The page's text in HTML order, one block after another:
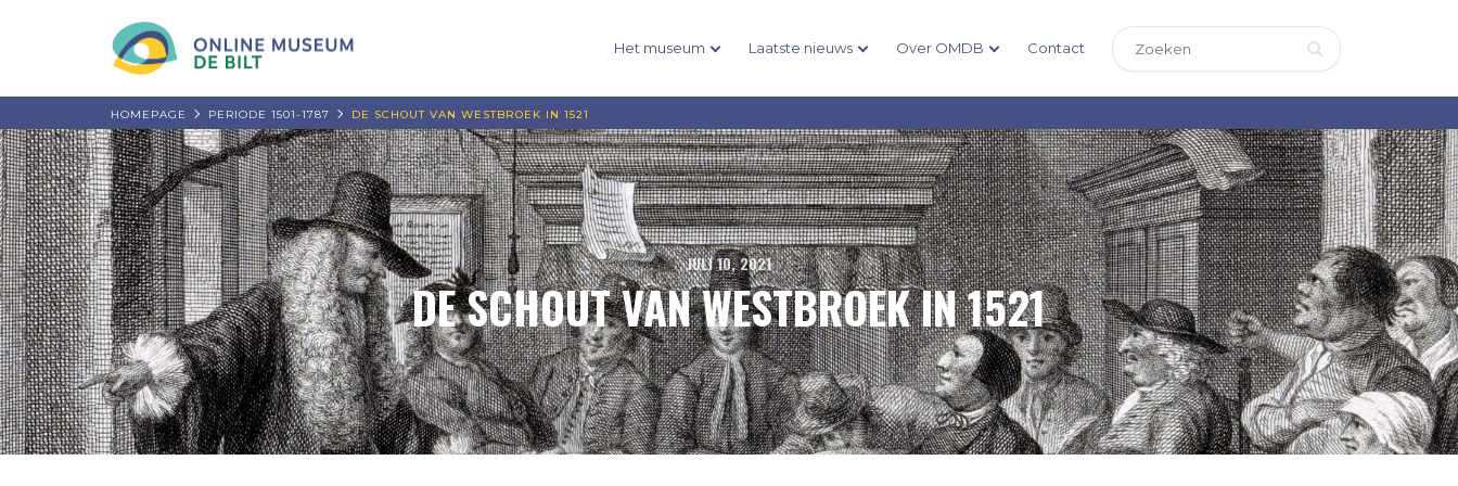
Het museum Laatste nieuws Over OMDB Contact
HOMEPAGE PERIODE 1501-1787 DE SCHOUT VAN WESTBROEK IN 1521
JULI 10, 2021
DE SCHOUT VAN WESTBROEK IN 1521